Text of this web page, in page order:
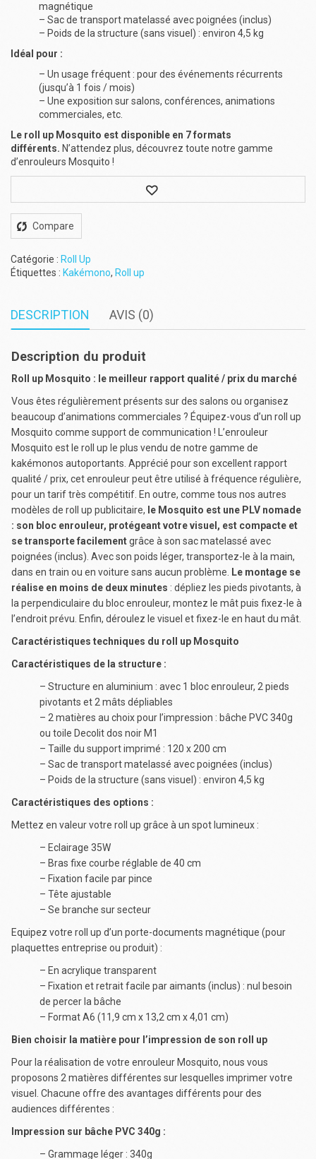
magnétique
– Sac de transport matelassé avec poignées (inclus)
– Poids de la structure (sans visuel) : environ 4,5 kg
Idéal pour :
– Un usage fréquent : pour des événements récurrents
(jusqu’à 1 fois / mois)
– Une exposition sur salons, conférences, animations
commerciales, etc.
Le roll up Mosquito est disponible en 7 formats
différents. N’attendez plus, découvrez toute notre gamme
d’enrouleurs Mosquito !
Compare
Catégorie : Roll Up
Étiquettes : Kakémono, Roll up
DESCRIPTION AVIS (0)
Description du produit
Roll up Mosquito : le meilleur rapport qualité / prix du marché
Vous êtes régulièrement présents sur des salons ou organisez
beaucoup d’animations commerciales ? Équipez-vous d’un roll up
Mosquito comme support de communication ! L’enrouleur
Mosquito est le roll up le plus vendu de notre gamme de
kakémonos autoportants. Apprécié pour son excellent rapport
qualité / prix, cet enrouleur peut être utilisé à fréquence régulière,
pour un tarif très compétitif. En outre, comme tous nos autres
modèles de roll up publicitaire, le Mosquito est une PLV nomade
: son bloc enrouleur, protégeant votre visuel, est compacte et
se transporte facilementgrâce à son sac matelassé avec
poignées (inclus). Avec son poids léger, transportez-le à la main,
dans en train ou en voiture sans aucun problème.
Le montage se
réalise en moins de deux minutes : dépliez les pieds pivotants, à
la perpendiculaire du bloc enrouleur, montez le mât puis fixez-le à
l’endroit prévu. Enfin, déroulez le visuel et fixez-le en haut du mât.
Caractéristiques techniques du roll up Mosquito
Caractéristiques de la structure :
– Structure en aluminium : avec 1 bloc enrouleur, 2 pieds
pivotants et 2 mâts dépliables
– 2 matières au choix pour l’impression : bâche PVC 340g
ou toile Decolit dos noir M1
– Taille du support imprimé : 120 x 200 cm
– Sac de transport matelassé avec poignées (inclus)
– Poids de la structure (sans visuel) : environ 4,5 kg
Caractéristiques des options :
Mettez en valeur votre roll up grâce à un spot lumineux :
– Eclairage 35W
– Bras fixe courbe réglable de 40 cm
– Fixation facile par pince
– Tête ajustable
– Se branche sur secteur
Equipez votre roll up d’un porte-documents magnétique (pour
plaquettes entreprise ou produit) :
– En acrylique transparent
– Fixation et retrait facile par aimants (inclus) : nul besoin
de percer la bâche
– Format A6 (11,9 cm x 13,2 cm x 4,01 cm)
Bien choisir la matière pour l’impression de son roll up
Pour la réalisation de votre enrouleur Mosquito, nous vous
proposons 2 matières différentes sur lesquelles imprimer votre
visuel. Chacune offre des avantages différents pour des
audiences différentes :
Impression sur bâche PVC 340g :
– Grammage léger : 340g